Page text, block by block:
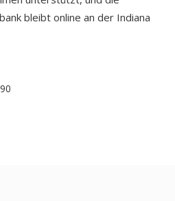
bleibt online an der Indiana